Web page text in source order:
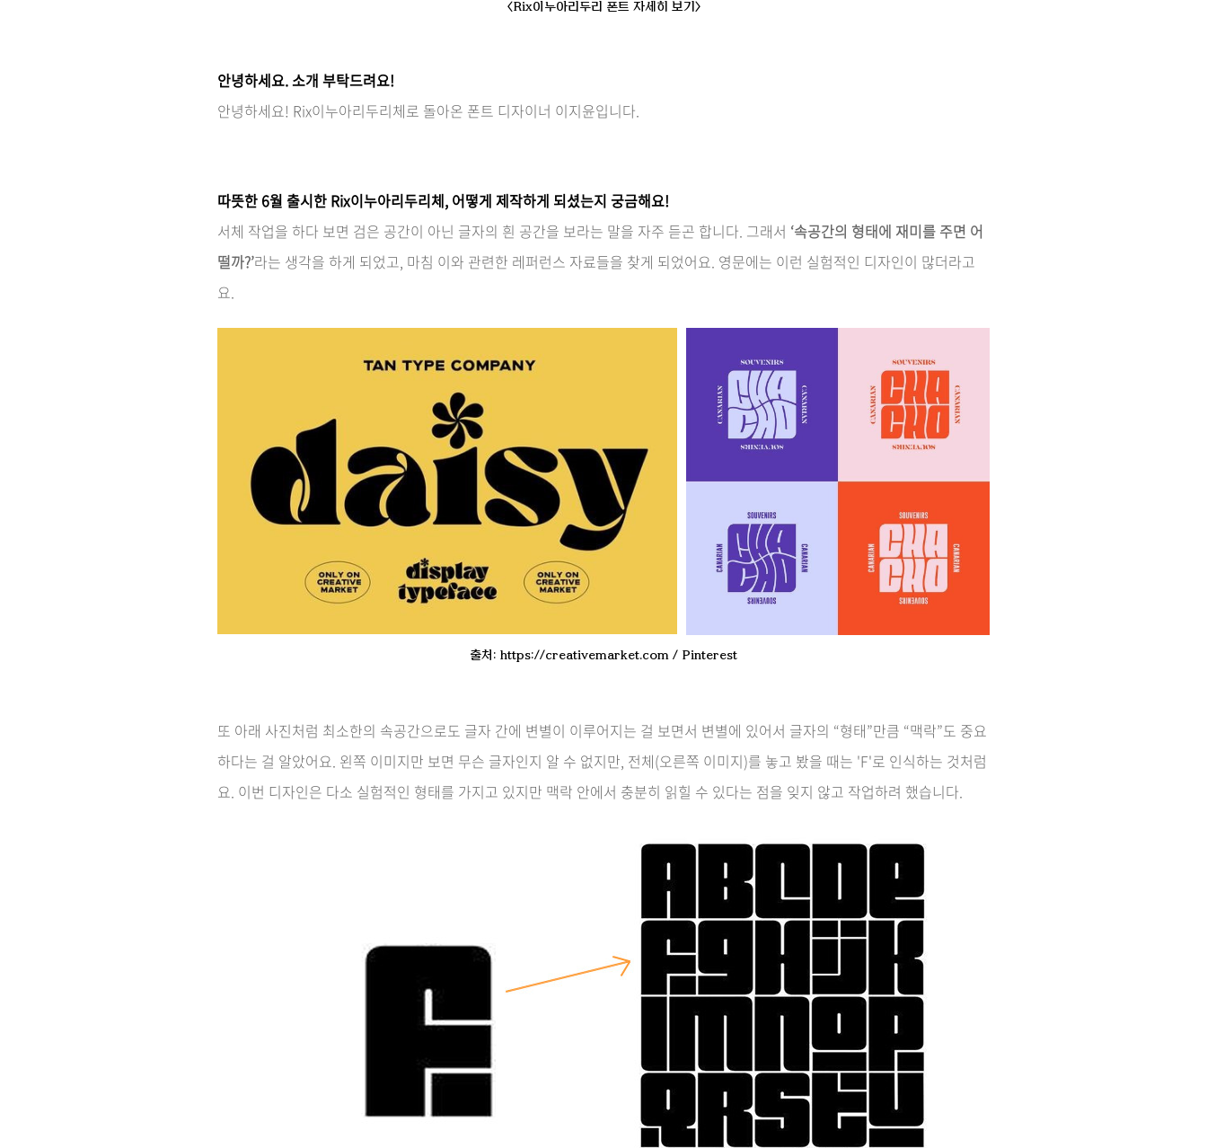
<Rix이누아리두리 폰트 자세히 보기>
안녕하세요. 소개 부탁드려요!
안녕하세요! Rix이누아리두리체로 돌아온 폰트 디자이너 이지윤입니다.
따뜻한 6월 출시한 Rix이누아리두리체, 어떻게 제작하게 되셨는지 궁금해요!
서체 작업을 하다 보면 검은 공간이 아닌 글자의 흰 공간을 보라는 말을 자주 듣곤 합니다. 그래서 ‘속공간의 형태에 재미를 주면 어
떨까?’라는 생각을 하게 되었고, 마침 이와 관련한 레퍼런스 자료들을 찾게 되었어요. 영문에는 이런 실험적인 디자인이 많더라고
요.
출처: https://creativemarket.com / Pinterest
또 아래 사진처럼 최소한의 속공간으로도 글자 간에 변별이 이루어지는 걸 보면서 변별에 있어서 글자의 “형태”만큼 “맥락”도 중요
하다는 걸 알았어요. 왼쪽 이미지만 보면 무슨 글자인지 알 수 없지만, 전체(오른쪽 이미지)를 놓고 봤을 때는 'F'로 인식하는 것처럼
요. 이번 디자인은 다소 실험적인 형태를 가지고 있지만 맥락 안에서 충분히 읽힐 수 있다는 점을 잊지 않고 작업하려 했습니다.